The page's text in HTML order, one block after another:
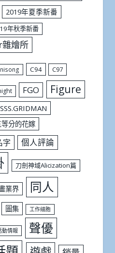
2019年夏季新番
年秋季新番
雜燴所
C94 C97
FGO Figure
等分的花嫁
字 個人評論
刀劍神域Alicization篇
業界 同人
圖集 工作細胞
動情報 聲優